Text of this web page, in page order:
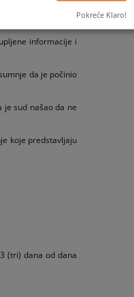
samim tim nisu
informacije i
da je počinio
je sud našao da ne
koje predstavljaju
(tri) dana od dana
Pokreće Klaro!